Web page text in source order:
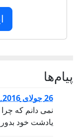
پيام‌ها
26 جولای 2016, 11:21
نمى دانم که چرا
يادشت خود بدور